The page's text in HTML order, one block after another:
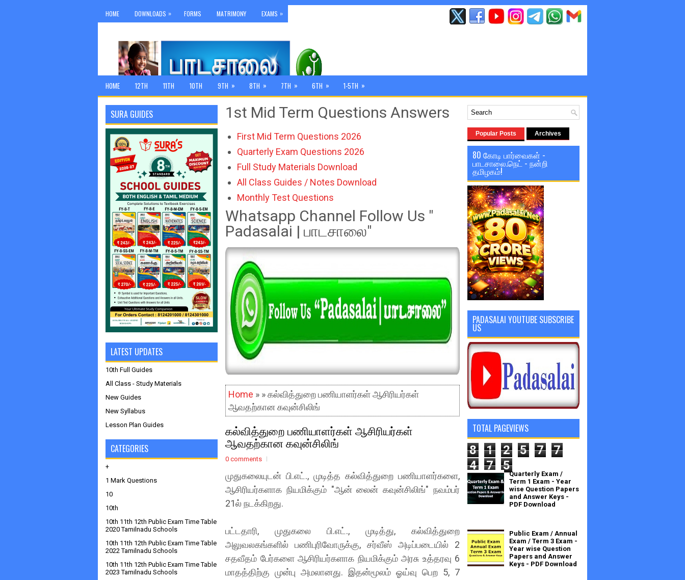
HOME DOWNLOADS » FORMS MATRIMONY EXAMS »
HOME 12TH 11TH 10TH 9TH » 8TH » 7TH » 6TH » 1-5TH »
1st Mid Term Questions Answers
First Mid Term Questions 2026
Quarterly Exam Questions 2026
Full Study Materials Download
All Class Guides / Notes Download
Monthly Test Questions
Whatsapp Channel Follow Us "
Padasalai | பாடசாலை"
Home » » கல்வித்துறை பணியாளர்கள் ஆசிரியர்கள்
ஆவதற்கான கவுன்சிலிங்
கல்வித்துறை பணியாளர்கள் ஆசிரியர்கள்
ஆவதற்கான கவுன்சிலிங்
0 comments
முதுகலையுடன் பி.எட்., முடித்த கல்வித்துறை பணியாளர்களை,
ஆசிரியர்களாக நியமிக்கும் "ஆன் லைன் கவுன்சிலிங்" நவம்பர்
21ல் நடக்கிறது.
பட்டதாரி, முதுகலை பி.எட்., முடித்து, கல்வித்துறை
அலுவலகங்களில் பணிபுரிவோருக்கு, சர்வீஸ் அடிப்படையில் 2
சதவீதம் பேர்களை ஆசிரியர்களாக நியமிக்கும் அரசு உத்தரவு 6
மாதத்திற்கு முன்பு அமலானது. இதன்மூலம் ஓய்வு பெற 5, 7
SURA GUIDES
LATEST UPDATES
10th Full Guides
All Class - Study Materials
New Guides
New Syllabus
Lesson Plan Guides
CATEGORIES
+
1 Mark Questions
10
10th
10th 11th 12th Public Exam Time Table
2020 Tamilnadu Schools
10th 11th 12th Public Exam Time Table
2022 Tamilnadu Schools
10th 11th 12th Public Exam Time Table
2023 Tamilnadu Schools
Popular Posts Archives
80 கோடி பார்வைகள் -
பாடசாலை.நெட் - நன்றி
தமிழகம்!
PADASALAI YOUTUBE SUBSCRIBE
US
TOTAL PAGEVIEWS
8 1 2 5 7
7
4
7 5
Quarterly Exam /
Term 1 Exam - Year
wise Question Papers
and Answer Keys -
PDF Download
Public Exam / Annual
Exam / Term 3 Exam -
Year wise Question
Papers and Answer
Keys - PDF Download